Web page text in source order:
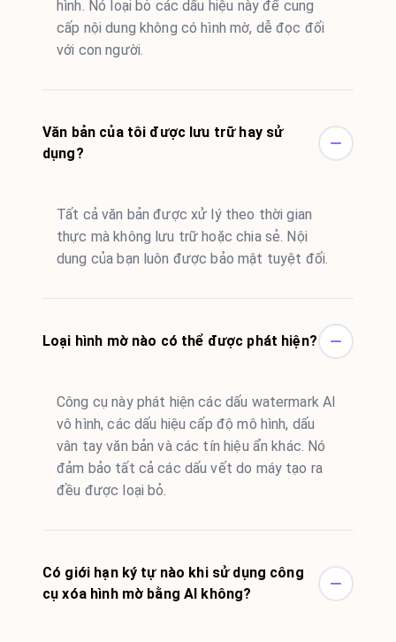
hình. Nó loại bỏ các dấu hiệu này để cung
cấp nội dung không có hình mờ, dễ đọc đối
với con người.
Văn bản của tôi được lưu trữ hay sử
dụng?
Tất cả văn bản được xử lý theo thời gian
thực mà không lưu trữ hoặc chia sẻ. Nội
dung của bạn luôn được bảo mật tuyệt đối.
Loại hình mờ nào có thể được phát hiện?
Công cụ này phát hiện các dấu watermark AI
vô hình, các dấu hiệu cấp độ mô hình, dấu
vân tay văn bản và các tín hiệu ẩn khác. Nó
đảm bảo tất cả các dấu vết do máy tạo ra
đều được loại bỏ.
Có giới hạn ký tự nào khi sử dụng công
cụ xóa hình mờ bằng AI không?